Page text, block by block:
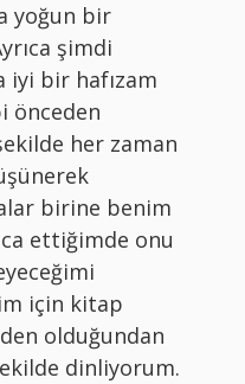
yoğun bir
şimdi
iyi bir hafızam
önceden
her zaman
birine benim
ettiğimde onu
için kitap
olduğundan
dinliyorum.